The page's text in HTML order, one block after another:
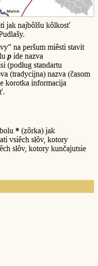
jak najbôlšu kôlkosť
na peršum miêsti stavit
p ide nazva
(podług standartu
(tradycijna) nazva (časom
korotka informacija
* (zôrka) jak
vsiêch słôv, kotory
słôv, kotory kunčajutsie